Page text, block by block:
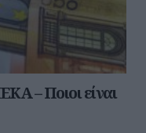
– Ποιοι είναι